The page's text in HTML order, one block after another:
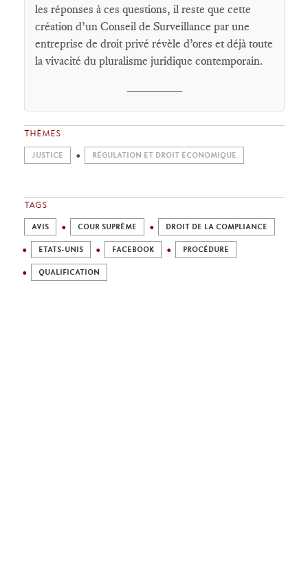
les réponses à ces questions, il reste que cette
création d’un Conseil de Surveillance par une
entreprise de droit privé révèle d’ores et déjà toute
la vivacité du pluralisme juridique contemporain.
THÈMES
JUSTICE RÉGULATION ET DROIT ÉCONOMIQUE
TAGS
AVIS COUR SUPRÊME DROIT DE LA COMPLIANCE
ETATS-UNIS FACEBOOK PROCÉDURE
QUALIFICATION